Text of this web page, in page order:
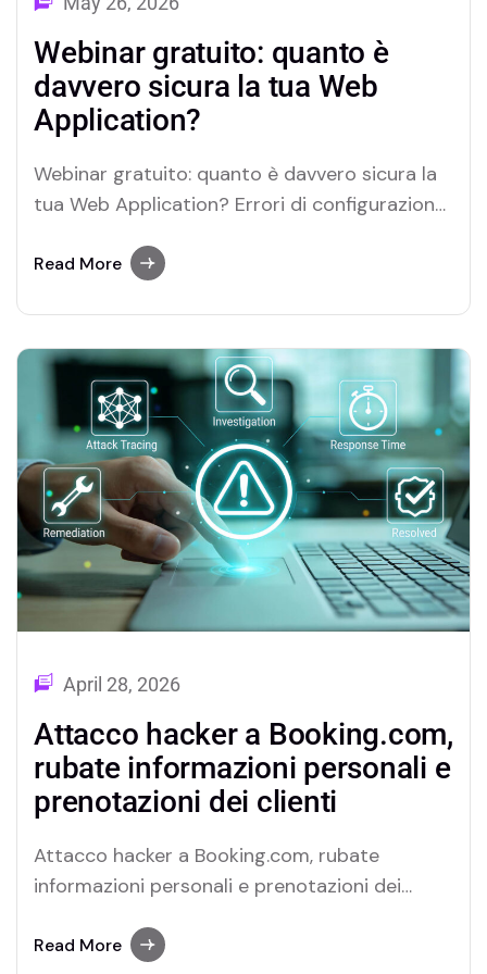
Webinar gratuito: quanto è
davvero sicura la tua Web
Application?
Webinar gratuito: quanto è davvero sicura la
tua Web Application? Errori di configurazione,
non corretti possono esporre le Web
come ragiona davvero un hacker quando
analizza un’applicazione? E soprattutto, come
possiamo…
Read More
April 28, 2026
Attacco hacker a Booking.com,
rubate informazioni personali e
prenotazioni dei clienti
Attacco hacker a Booking.com, rubate
informazioni personali e prenotazioni dei
piattaforma di prenotazioni online
Read More